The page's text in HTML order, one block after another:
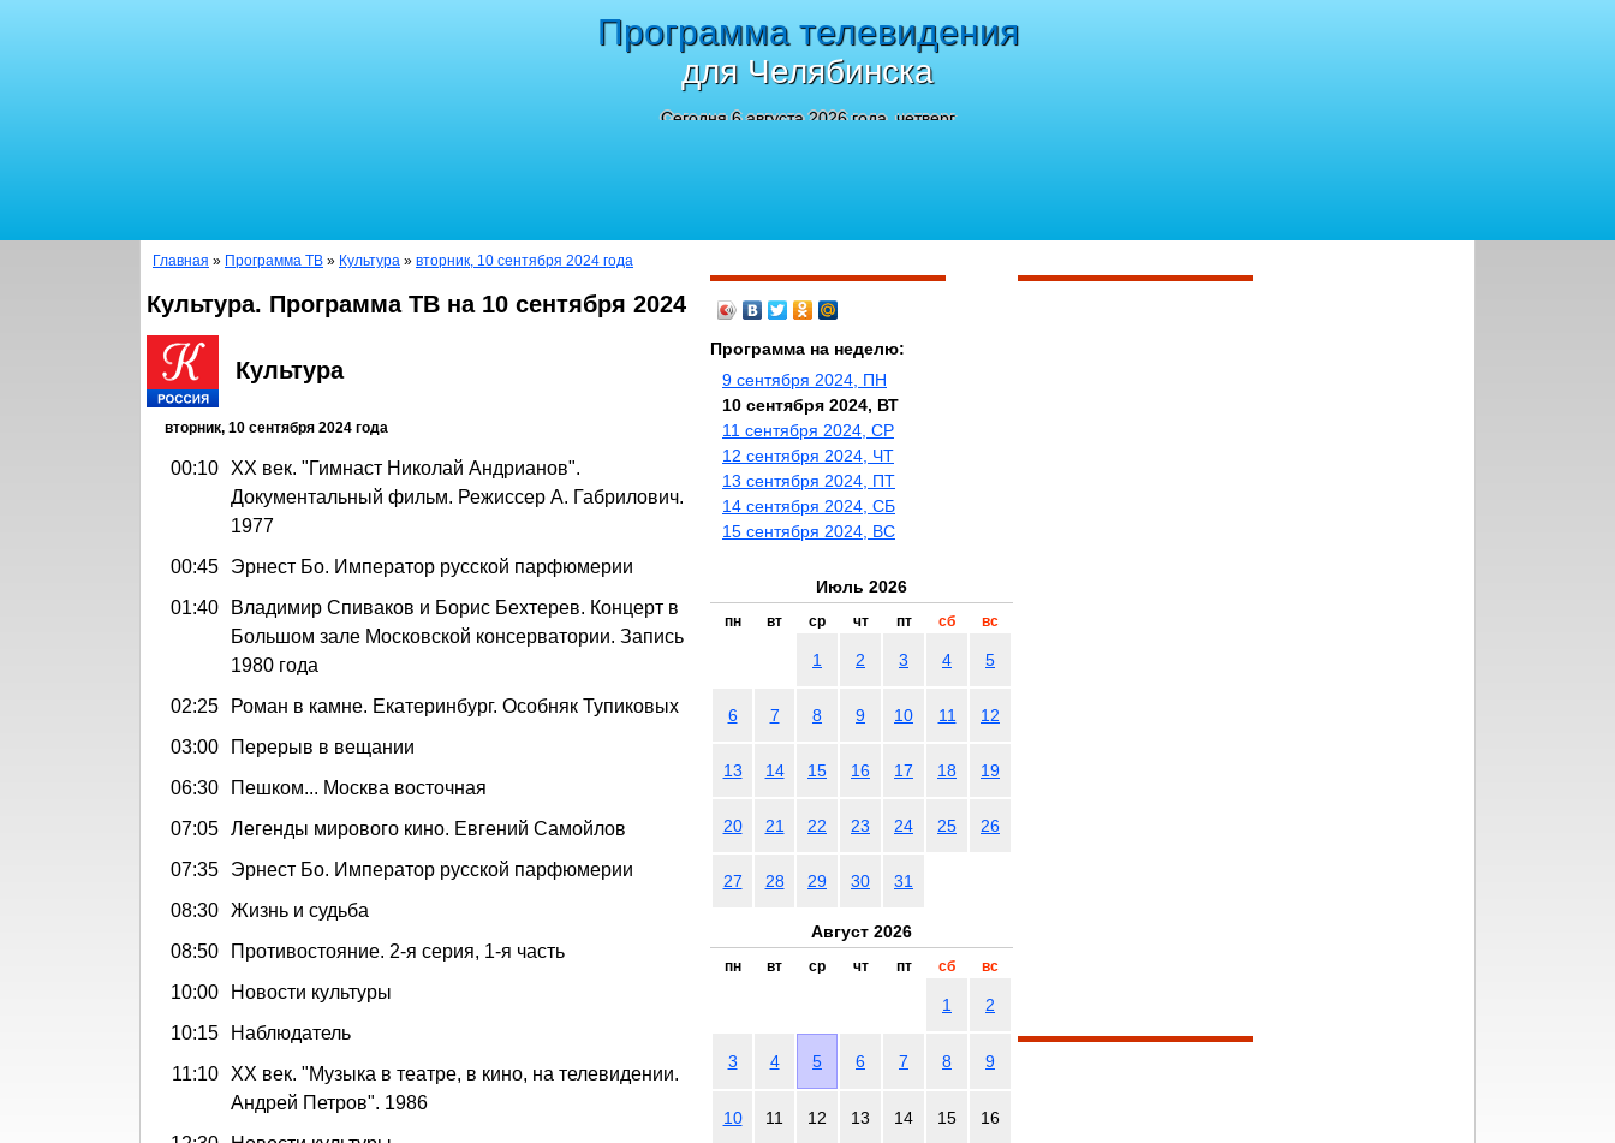
Программа телевидения
для Челябинска
Сегодня 6 августа 2026 года, четверг
Главная » Программа ТВ » Культура » вторник, 10 сентября 2024 года
Культура. Программа ТВ на 10 сентября 2024
Культура
вторник, 10 сентября 2024 года
00:10
ХХ век. "Гимнаст Николай Андрианов".
Документальный фильм. Режиссер А. Габрилович.
1977
00:45
Эрнест Бо. Император русской парфюмерии
01:40
Владимир Спиваков и Борис Бехтерев. Концерт в
Большом зале Московской консерватории. Запись
1980 года
02:25
Роман в камне. Екатеринбург. Особняк Тупиковых
03:00
Перерыв в вещании
06:30
Пешком... Москва восточная
07:05 Легенды мирового кино. Евгений Самойлов
07:35
Эрнест Бо. Император русской парфюмерии
08:30 Жизнь и судьба
08:50
Противостояние. 2-я серия, 1-я часть
10:00
Новости культуры
10:15
Наблюдатель
11:10
ХХ век. "Музыка в театре, в кино, на телевидении.
Андрей Петров". 1986
Программа на неделю:
9 сентября 2024, ПН
10 сентября 2024, ВТ
11 сентября 2024, СР
12 сентября 2024, ЧТ
13 сентября 2024, ПТ
14 сентября 2024, СБ
15 сентября 2024, ВС
Июль 2026
пн вт ср чт пт сб вс
1 2 3 4 5
6 7 8 9 10 11 12
13 14 15 16 17 18 19
20 21 22 23 24 25 26
27 28 29 30 31
Август 2026
пн вт ср чт пт сб вс
1 2
3 4 5 6 7 8 9
10 11 12 13 14 15 16